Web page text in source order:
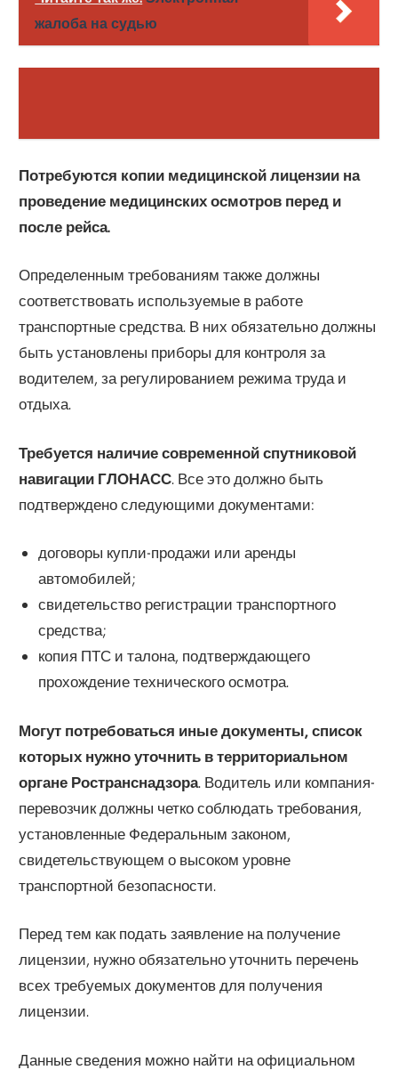
жалоба на судью
Потребуются копии медицинской лицензии на
проведение медицинских осмотров перед и
после рейса.
Определенным требованиям также должны
соответствовать используемые в работе
транспортные средства. В них обязательно должны
быть установлены приборы для контроля за
водителем, за регулированием режима труда и
отдыха.
Требуется наличие современной спутниковой
навигации ГЛОНАСС. Все это должно быть
подтверждено следующими документами:
договоры купли-продажи или аренды
автомобилей;
свидетельство регистрации транспортного
средства;
копия ПТС и талона, подтверждающего
прохождение технического осмотра.
Могут потребоваться иные документы, список
которых нужно уточнить в территориальном
органе Ространснадзора. Водитель или компания-
перевозчик должны четко соблюдать требования,
установленные Федеральным законом,
свидетельствующем о высоком уровне
транспортной безопасности.
Перед тем как подать заявление на получение
лицензии, нужно обязательно уточнить перечень
всех требуемых документов для получения
лицензии.
Данные сведения можно найти на официальном